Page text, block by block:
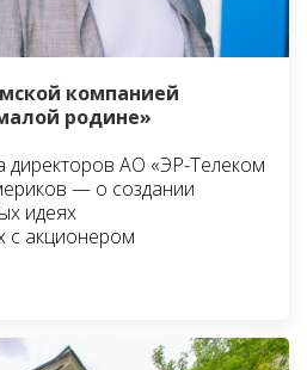
компанией
родине»
директоров АО «ЭР-Телеком
— о создании
идеях
с акционером